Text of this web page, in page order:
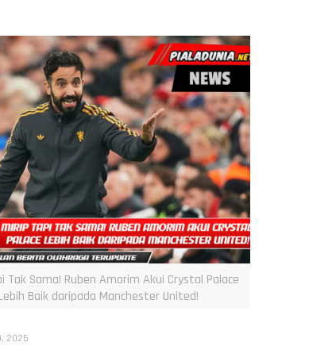
Tak Sama! Ruben Amorim Akui Crystal Palace
Baik daripada Manchester United!
2025